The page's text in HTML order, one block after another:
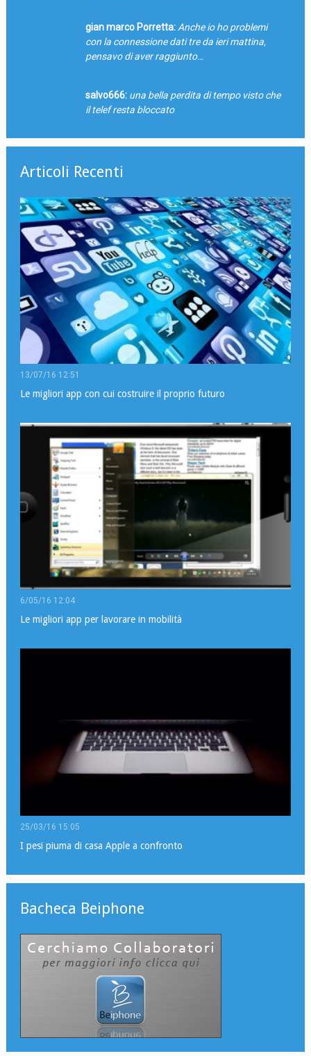
gian marco Porretta: Anche io ho problemi
con la connessione dati tre da ieri mattina,
pensavo di aver raggiunto…
salvo666: una bella perdita di tempo visto che
il telef resta bloccato
Articoli Recenti
13/07/16 12:51
Le migliori app con cui costruire il proprio futuro
6/05/16 12:04
Le migliori app per lavorare in mobilità
25/03/16 15:05
I pesi piuma di casa Apple a confronto
Bacheca Beiphone